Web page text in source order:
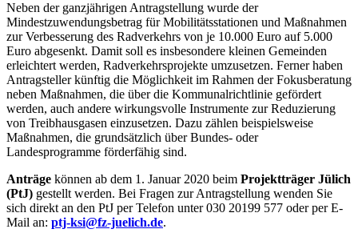
Neben der ganzjährigen Antragstellung wurde der
Mindestzuwendungsbetrag für Mobilitätsstationen und Maßnahmen
zur Verbesserung des Radverkehrs von je 10.000 Euro auf 5.000
Euro abgesenkt. Damit soll es insbesondere kleinen Gemeinden
erleichtert werden, Radverkehrsprojekte umzusetzen. Ferner haben
Antragsteller künftig die Möglichkeit im Rahmen der Fokusberatung
neben Maßnahmen, die über die Kommunalrichtlinie gefördert
werden, auch andere wirkungsvolle Instrumente zur Reduzierung
von Treibhausgasen einzusetzen. Dazu zählen beispielsweise
Maßnahmen, die grundsätzlich über Bundes- oder
Landesprogramme förderfähig sind.
Anträge können ab dem 1. Januar 2020 beim Projektträger Jülich
(PtJ) gestellt werden. Bei Fragen zur Antragstellung wenden Sie
sich direkt an den PtJ per Telefon unter 030 20199 577 oder per E-
Mail an: ptj-ksi@fz-juelich.de.